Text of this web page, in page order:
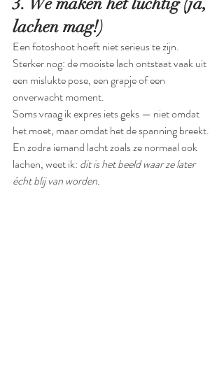
lachen mag!)
Een fotoshoot hoeft niet serieus te zijn.
Sterker nog: de mooiste lach ontstaat vaak uit
een mislukte pose, een grapje of een
onverwacht moment.
Soms vraag ik expres iets geks — niet omdat
het moet, maar omdat het de spanning breekt.
En zodra iemand lacht zoals ze normaal ook
lachen, weet ik: dit is het beeld waar ze later
écht blij van worden.